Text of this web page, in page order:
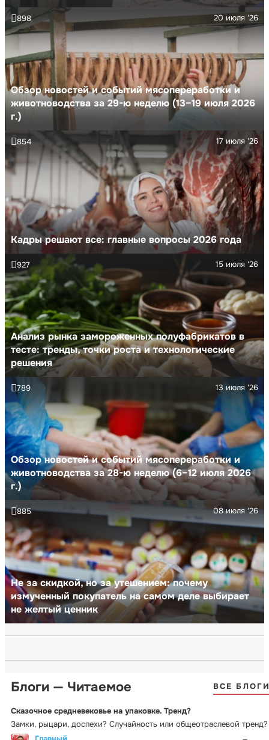
Обзор новостей и событий мясопереработки и
животноводства за 29-ю неделю (13–19 июля 2026
г.)
20 июля '26
898
Кадры решают все: главные вопросы 2026 года
17 июля '26
854
Анализ рынка замороженных полуфабрикатов в
тесте: тренды, точки роста и технологические
решения
15 июля '26
927
Обзор новостей и событий мясопереработки и
животноводства за 28-ю неделю (6–12 июля 2026
г.)
13 июля '26
789
Не за скидкой, но за утешением: почему
измученный покупатель на самом деле выбирает
не желтый ценник
08 июля '26
885
Блоги — Читаемое ВСЕ
Сказочное средневековье на упаковке. Тренд?
Замки, рыцари, доспехи? Случайность или общеотраслевой тренд?